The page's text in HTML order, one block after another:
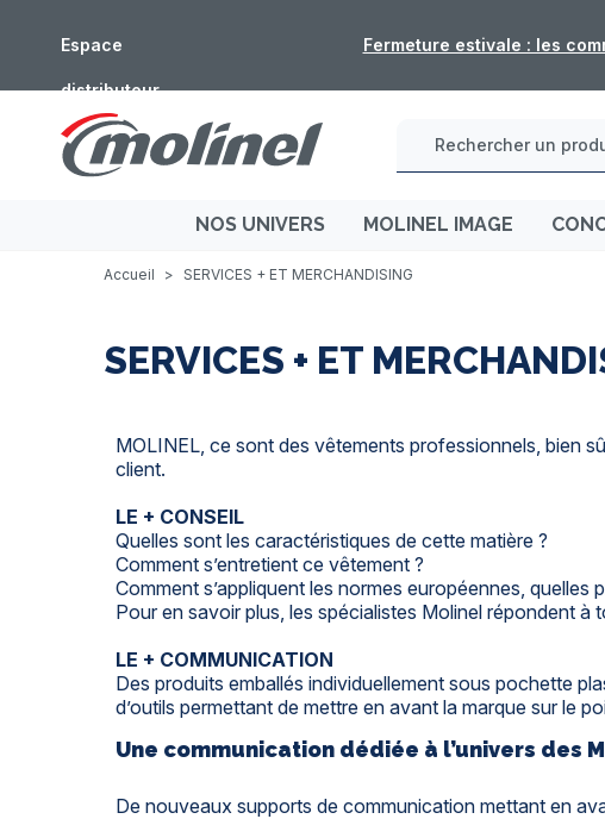
Espace
distributeur
Fermeture estivale : les
NOS UNIVERS MOLINEL IMAGE
Accueil > SERVICES + ET MERCHANDISING
SERVICES + ET
MOLINEL, ce sont des vêtements professionnels, bien
client.
LE + CONSEIL
Quelles sont les caractéristiques de cette matière ?
Comment s’entretient ce vêtement ?
Comment s’appliquent les normes européennes,
Pour en savoir plus, les spécialistes Molinel répondent
LE + COMMUNICATION
Des produits emballés individuellement sous pochette
d’outils permettant de mettre en avant la marque sur le
Une communication dédiée à l’univers des
De nouveaux supports de communication mettant en